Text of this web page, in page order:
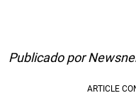
Publicado por